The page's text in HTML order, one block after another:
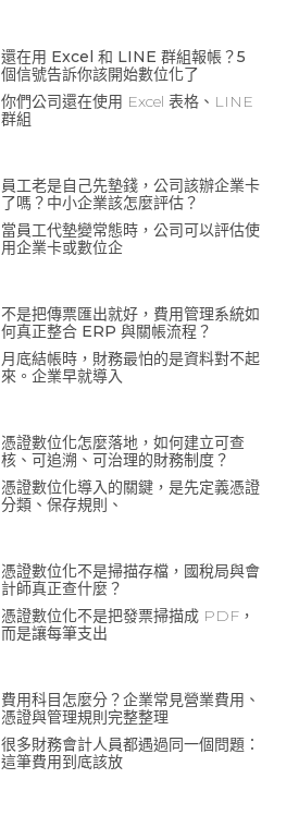
還在用 Excel 和 LINE 群組報帳？5
個信號告訴你該開始數位化了
你們公司還在使用 Excel 表格、LINE
群組
員工老是自己先墊錢，公司該辦企業卡
了嗎？中小企業該怎麼評估？
當員工代墊變常態時，公司可以評估使
用企業卡或數位企
不是把傳票匯出就好，費用管理系統如
何真正整合 ERP 與關帳流程？
月底結帳時，財務最怕的是資料對不起
來。企業早就導入
憑證數位化怎麼落地，如何建立可查
核、可追溯、可治理的財務制度？
憑證數位化導入的關鍵，是先定義憑證
分類、保存規則、
憑證數位化不是掃描存檔，國稅局與會
計師真正查什麼？
憑證數位化不是把發票掃描成 PDF，
而是讓每筆支出
費用科目怎麼分？企業常見營業費用、
憑證與管理規則完整整理
很多財務會計人員都遇過同一個問題：
這筆費用到底該放